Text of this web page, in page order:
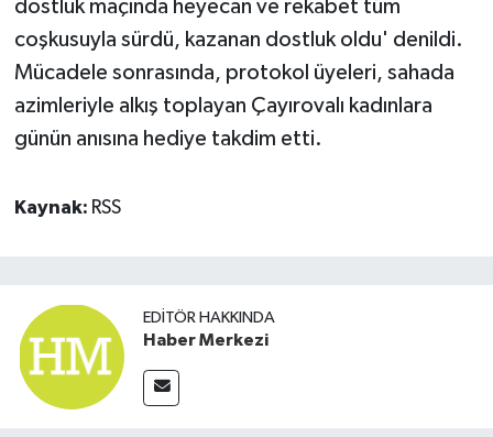
dostluk maçında heyecan ve rekabet tüm
coşkusuyla sürdü, kazanan dostluk oldu' denildi.
Mücadele sonrasında, protokol üyeleri, sahada
azimleriyle alkış toplayan Çayırovalı kadınlara
günün anısına hediye takdim etti.
Kaynak: RSS
EDITÖR HAKKINDA
Haber Merkezi